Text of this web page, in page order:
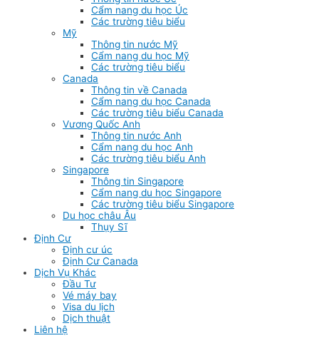
Cẩm nang du học Úc
Các trường tiêu biểu
Mỹ
Thông tin nước Mỹ
Cẩm nang du học Mỹ
Các trường tiêu biểu
Canada
Thông tin về Canada
Cẩm nang du học Canada
Các trường tiêu biểu Canada
Vương Quốc Anh
Thông tin nước Anh
Cẩm nang du học Anh
Các trường tiêu biểu Anh
Singapore
Thông tin Singapore
Cẩm nang du học Singapore
Các trường tiêu biểu Singapore
Du học châu Âu
Thụy Sĩ
Định Cư
Định cư úc
Định Cư Canada
Dịch Vụ Khác
Đầu Tư
Vé máy bay
Visa du lịch
Dịch thuật
Liên hệ